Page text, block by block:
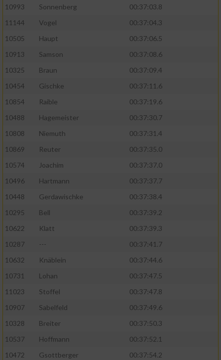
10993
Sonnenberg
00:37:03.8
11144
Vogel
00:37:04.3
10505
Haupt
00:37:06.5
10913
Samson
00:37:08.6
10325
Braun
00:37:09.4
10454
Gischke
00:37:11.6
10854
Raible
00:37:19.6
10488
Hagemeister
00:37:30.7
10808
Niemuth
00:37:31.4
10869
Reuter
00:37:35.0
10574
Joachim
00:37:37.0
10496
Hartmann
00:37:37.7
10448
Gerdawischke
00:37:38.4
10295
Bell
00:37:39.2
10622
Klatt
00:37:39.3
10287
---
00:37:41.7
10632
Knäblein
00:37:44.6
10731
Lohan
00:37:47.5
11023
Stoffel
00:37:47.8
10907
Sabelfeld
00:37:49.6
10328
Breiter
00:37:50.3
10537
Hoffmann
00:37:52.1
10472
Gsottberger 00:37:54.2